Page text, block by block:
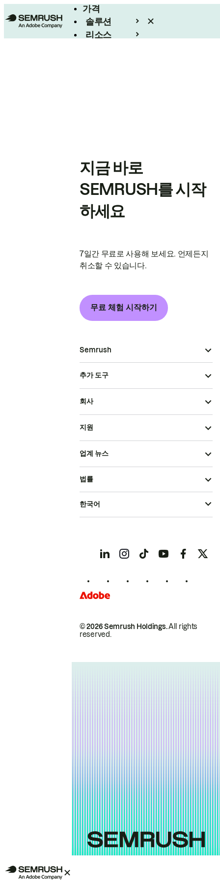
가격
솔루션
리소스
지금 바로
SEMRUSH를 시작
하세요
7일간 무료로 사용해 보세요. 언제든지
취소할 수 있습니다.
무료 체험 시작하기
Semrush
추가 도구
회사
지원
업계 뉴스
© 2026 Semrush Holdings.All rights
reserved.
법률
한국어